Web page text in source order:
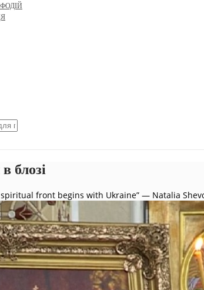
блозі
spiritual front begins with Ukraine” — Natalia